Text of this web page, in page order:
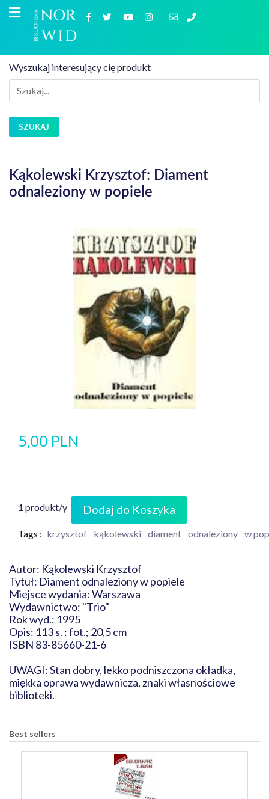
Wyszukaj interesujący cię produkt
SZUKAJ
Kąkolewski Krzysztof: Diament
odnaleziony w popiele
5,00 PLN
1 produkt/y Dodaj do Koszyka
Tags : krzysztof kąkolewski diament odnaleziony w
Autor: Kąkolewski Krzysztof
Tytuł: Diament odnaleziony w popiele
Miejsce wydania: Warszawa
Wydawnictwo: "Trio"
Rok wyd.: 1995
Opis: 113 s. : fot.; 20,5 cm
ISBN 83-85660-21-6
UWAGI: Stan dobry, lekko podniszczona okładka,
miękka oprawa wydawnicza, znaki własnościowe
biblioteki.
Best sellers